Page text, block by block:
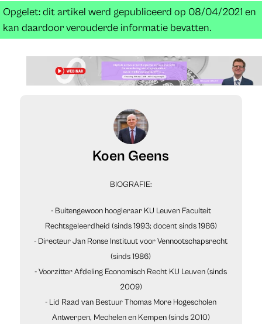
Opgelet: dit artikel werd gepubliceerd op 08/04/2021 en
kan daardoor verouderde informatie bevatten.
Koen Geens
BIOGRAFIE:
- Buitengewoon hoogleraar KU Leuven Faculteit
Rechtsgeleerdheid (sinds 1993; docent sinds 1986)
- Directeur Jan Ronse Instituut voor Vennootschapsrecht
(sinds 1986)
- Voorzitter Afdeling Economisch Recht KU Leuven (sinds
2009)
- Lid Raad van Bestuur Thomas More Hogescholen
Antwerpen, Mechelen en Kempen (sinds 2010)